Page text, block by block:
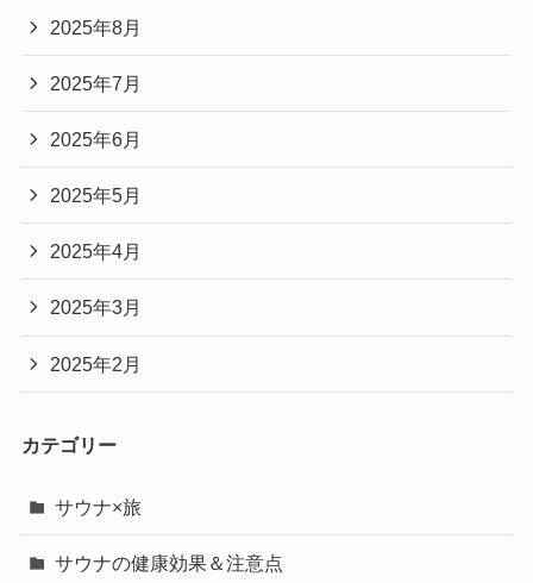
2025年8月
2025年7月
2025年6月
2025年5月
2025年4月
2025年3月
2025年2月
カテゴリー
サウナ×旅
サウナの健康効果＆注意点